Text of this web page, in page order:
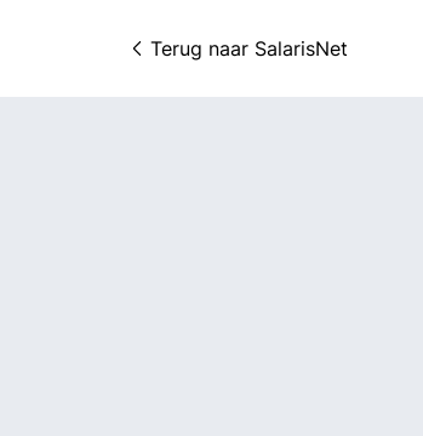
Terug naar SalarisNet